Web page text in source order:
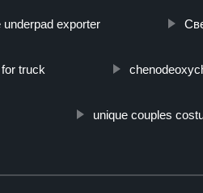
underpad exporter
truck
unique couples